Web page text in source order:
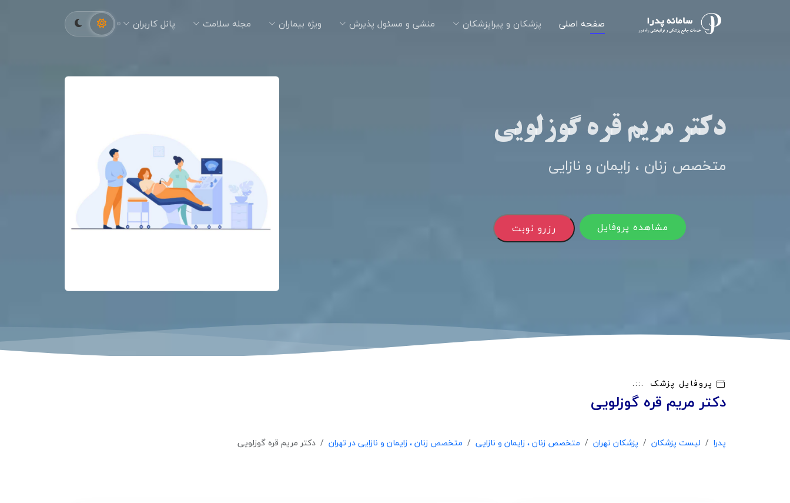
صفحه اصلی پزشکان و پیراپزشکان منشی و مسئول پذیرش ویژه بیماران مجله سلامت پانل کاربران
دکتر مریم قره گوزلویی
متخصص زنان ، زایمان و نازایی
رزرو نوبت مشاهده پروفایل
پروفایل پزشک
دکتر مریم قره گوزلویی
پدرا لیست پزشکان پزشکان تهران متخصص زنان ، زایمان و نازایی متخصص زنان ، زایمان و نازایی در تهران دکتر مریم قره گوزلویی